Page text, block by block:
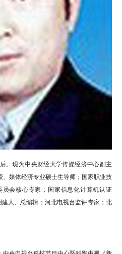
。现为中央财经大学传媒经济中心副主
媒体经济专业硕士生导师；国家职业技
会核心专家；国家信息化计算机认证
建人、总编辑；河北电视台监评专家；北